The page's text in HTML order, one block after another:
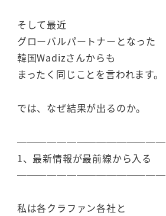
そして最近
グローバルパートナーとなった
韓国Wadizさんからも
まったく同じことを言われます。
では、なぜ結果が出るのか。
1、最新情報が最前線から入る
私は各クラファン各社と